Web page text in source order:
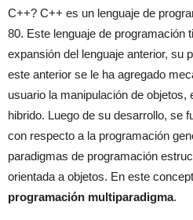
C++? C++ es un lenguaje de
80. Este lenguaje de programación
expansión del lenguaje anterior, su
este anterior se le ha agregado
usuario la manipulación de
hibrido. Luego de su desarrollo, se
con respecto a la programación
paradigmas de programación
orientada a objetos. En este
programación multiparadigma.